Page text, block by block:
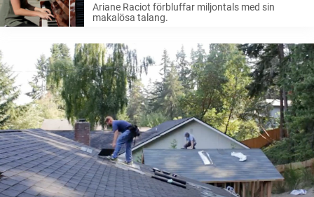
Ariane Raciot förbluffar miljontals med sin
makalösa talang.